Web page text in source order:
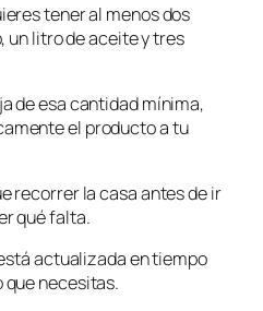
tener al menos dos
un litro de aceite y tres
de esa cantidad mínima,
el producto a tu
recorrer la casa antes de ir
qué falta.
actualizada en tiempo
necesitas.